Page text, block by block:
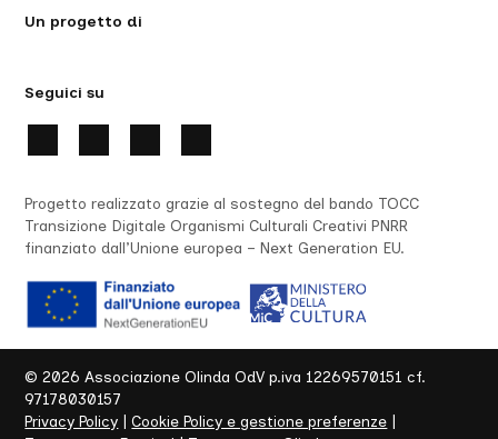
Un progetto di
Seguici su
Progetto realizzato grazie al sostegno del bando TOCC
Transizione Digitale Organismi Culturali Creativi PNRR
finanziato dall’Unione europea – Next Generation EU.
©2026 Associazione Olinda OdV p.iva 12269570151 cf.
97178030157
Privacy Policy |Cookie Policy e gestione preferenze